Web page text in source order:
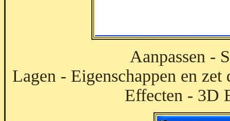
Aanpassen -
Lagen - Eigenschappen en
Effecten - 3D